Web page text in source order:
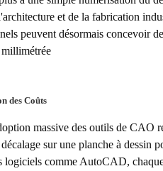
et de la fabrication
peuvent désormais concevoir
des Coûts
massive des outils de CAO
sur une planche à dessin
logiciels comme AutoCAD,